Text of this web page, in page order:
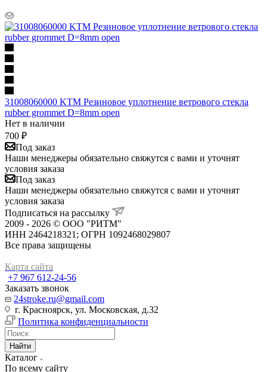
31008060000 KTM Резиновое уплотнение ветрового стекла
rubber grommet D=8mm open
Нет в наличии
700 ₽
Под заказ
Наши менеджеры обязательно свяжутся с вами и уточнят
условия заказа
Под заказ
Наши менеджеры обязательно свяжутся с вами и уточнят
условия заказа
Подписаться на рассылку
2009 - 2026 © ООО "РИТМ"
ИНН 2464218321; ОГРН 1092468029807
Все права защищены
Карта сайта
+7 967 612-24-56
Заказать звонок
24stroke.ru@gmail.com
г. Красноярск, ул. Московская, д.32
Политика конфиденциальности
Найти
Каталог
По всему сайту